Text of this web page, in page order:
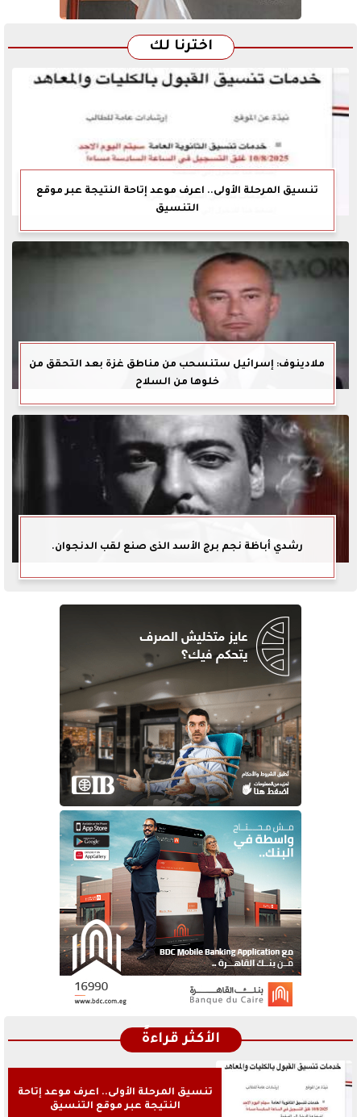
اخترنا لك
تنسيق المرحلة الأولى.. اعرف موعد إتاحة النتيجة عبر موقع
التنسيق
ملادينوف: إسرائيل ستنسحب من مناطق غزة بعد التحقق من
خلوها من السلاح
رشدي أباظة نجم برج الأسد الذى صنع لقب الدنجوان.
الأكثر قراءةً
تنسيق المرحلة الأولى.. اعرف موعد إتاحة
النتيجة عبر موقع التنسيق